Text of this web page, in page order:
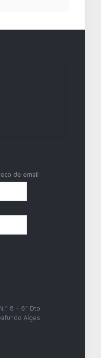
de email
8 – 6º Dto
Algés